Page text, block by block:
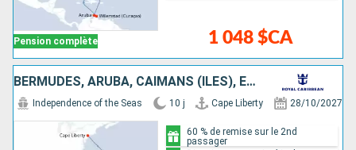
Pension complète 1 048 $CA
BERMUDES, ARUBA, CAÏMANS (ÎLES), ÉTATS-UNIS
Independence of the Seas 10 j Cape Liberty 28/10/2027
60 % de remise sur le 2nd
passager